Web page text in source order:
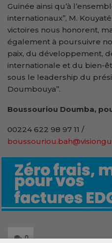
Guinée ainsi qu’à
internationaux’’, M.
victoires nous honorent,
également à poursuivre
paix, du développement,
internationale et du bien-
sous le leadership du
Doumbouya’’.
Boussouriou Doumba,
00224 622 98 97 11 /
0